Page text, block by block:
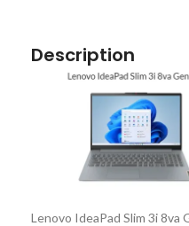
Description
Lenovo IdeaPad Slim 3i 8va